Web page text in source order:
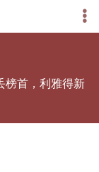
榜首，利雅得新